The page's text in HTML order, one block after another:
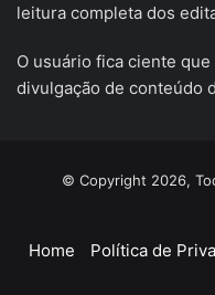
leitura completa dos
O usuário fica ciente
divulgação de conteúdo
© Copyright 2026,
Home Política de